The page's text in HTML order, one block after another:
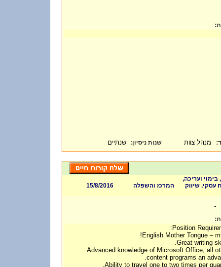
מנהל צוות שנות ניסיון: שנתיים
ועריכה,
עסקי, שיווק
המרכז והשפלה 15/8/2016
-
Position
3. Advanced knowledge of Microsoft Office, all
content programs an